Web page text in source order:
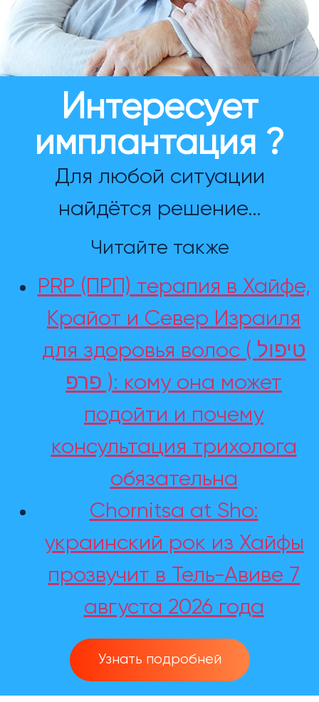
Интересует
имплантация ?
Для любой ситуации
найдётся решение…
Читайте также
PRP (ПРП) терапия в Хайфе,
Крайот и Север Израиля
для здоровья волос ( טיפול
פרפ ): кому она может
подойти и почему
консультация трихолога
обязательна
Chornitsa at Sho:
украинский рок из Хайфы
прозвучит в Тель-Авиве 7
августа 2026 года
Узнать подробней